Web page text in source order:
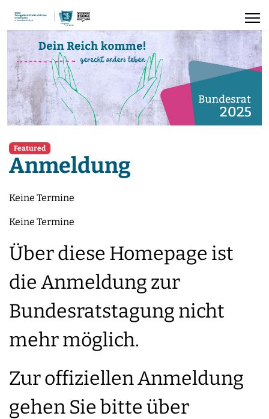
Featured
Anmeldung
Keine Termine
Keine Termine
Über diese Homepage ist
die Anmeldung zur
Bundesratstagung nicht
mehr möglich.
Zur offiziellen Anmeldung
gehen Sie bitte über